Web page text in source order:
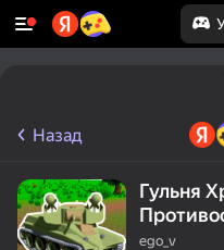
Назад
Гульня
ego_v